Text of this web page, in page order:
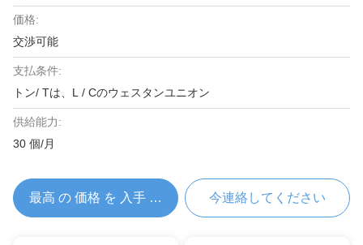
価格:
交渉可能
支払条件:
トン/ Tは、L / Cのウェスタンユニオン
供給能力:
30 個/月
最高 の 価格 を 入手 する 今連絡してください